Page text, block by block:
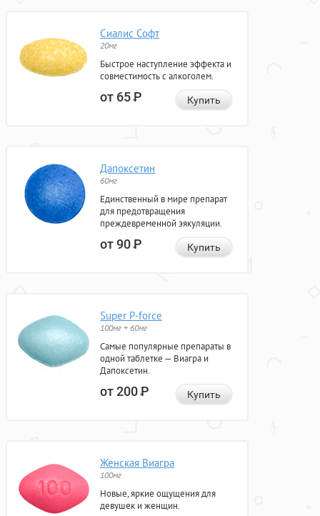
Сиалис Софт
20мг
Быстрое наступление эффекта и
совместимость с алкоголем.
от 65Р Купить
Дапоксетин
60мг
Единственный в мире препарат
для предотвращения
преждевременной эякуляции.
от 90Р Купить
Super P-force
100мг + 60мг
Самые популярные препараты в
одной таблетке — Виагра и
Дапоксетин.
от 200Р Купить
Женская Виагра
100мг
Новые, яркие ощущения для
девушек и женщин.